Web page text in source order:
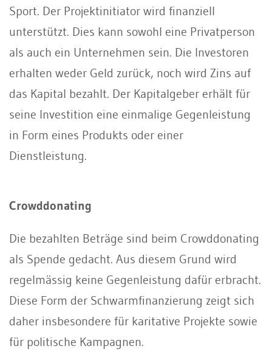
Sport. Der Projektinitiator wird finanziell
unterstützt. Dies kann sowohl eine Privatperson
als auch ein Unternehmen sein. Die Investoren
erhalten weder Geld zurück, noch wird Zins auf
das Kapital bezahlt. Der Kapitalgeber erhält für
seine Investition eine einmalige Gegenleistung
in Form eines Produkts oder einer
Dienstleistung.
Crowddonating
Die bezahlten Beträge sind beim Crowddonating
als Spende gedacht. Aus diesem Grund wird
regelmässig keine Gegenleistung dafür erbracht.
Diese Form der Schwarmfinanzierung zeigt sich
daher insbesondere für karitative Projekte sowie
für politische Kampagnen.